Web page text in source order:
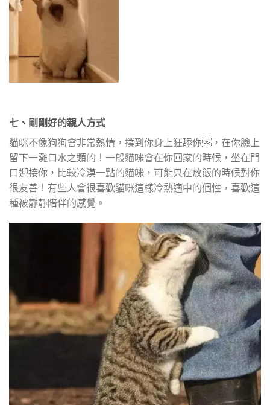
七、剛剛好的親人方式
貓咪不像狗狗會非常熱情，撲到你身上狂舔你，在你臉上
留下一灘口水之類的！一般貓咪會在你回家的時候，坐在門
口迎接你，比較冷漠一點的貓咪，可能只在放飯的時候對你
很友善！有些人會很喜歡貓咪這樣冷熱適中的個性，喜歡這
種被靜靜陪伴的感覺。